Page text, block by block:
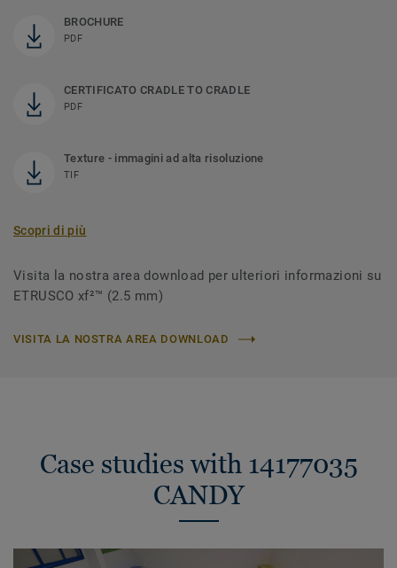
BROCHURE
PDF
CERTIFICATO CRADLE TO CRADLE
PDF
Texture - immagini ad alta risoluzione
TIF
Scopri di più
Visita la nostra area download per ulteriori informazioni su
ETRUSCO xf²™ (2.5 mm)
VISITA LA NOSTRA AREA DOWNLOAD
Case studies with 14177035
CANDY